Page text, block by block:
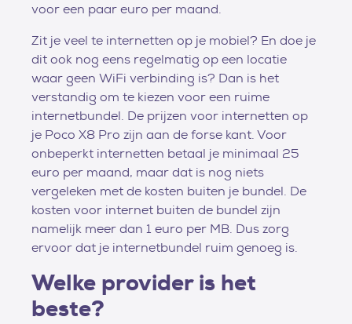
voor een paar euro per maand.
Zit je veel te internetten op je mobiel? En doe je
dit ook nog eens regelmatig op een locatie
waar geen WiFi verbinding is? Dan is het
verstandig om te kiezen voor een ruime
internetbundel. De prijzen voor internetten op
je Poco X8 Pro zijn aan de forse kant. Voor
onbeperkt internetten betaal je minimaal 25
euro per maand, maar dat is nog niets
vergeleken met de kosten buiten je bundel. De
kosten voor internet buiten de bundel zijn
namelijk meer dan 1 euro per MB. Dus zorg
ervoor dat je internetbundel ruim genoeg is.
Welke provider is het
beste?